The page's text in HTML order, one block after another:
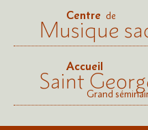
Centre de
Musique
Accueil
SaintGrand